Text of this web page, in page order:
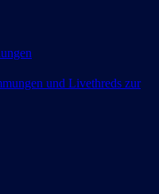
und Livethreds zur